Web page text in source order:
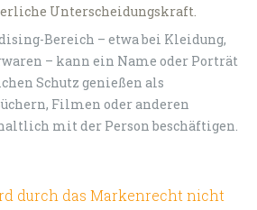
Unterscheidungskraft.
Bereich – etwa bei Kleidung,
– kann ein Name oder Porträt
Schutz genießen als
Filmen oder anderen
mit der Person beschäftigen.
durch das Markenrecht nicht